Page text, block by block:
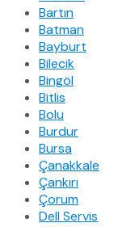
Bartın
Batman
Bayburt
Bilecik
Bingöl
Bitlis
Bolu
Burdur
Bursa
Çanakkale
Çankırı
Çorum
Dell Servis